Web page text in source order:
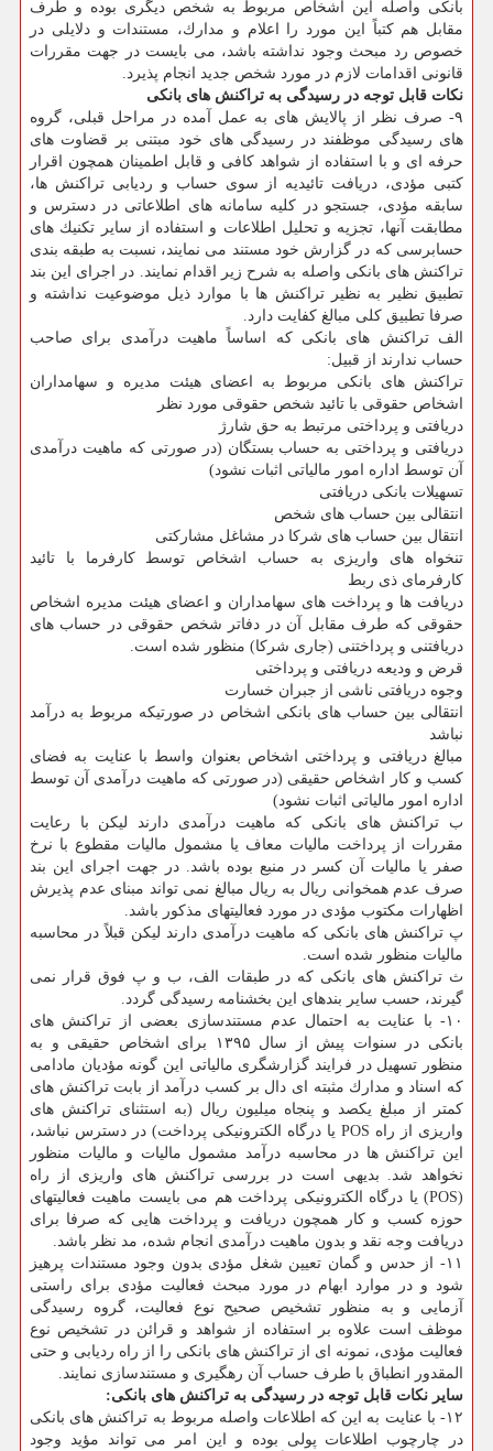
بانكی واصله این اشخاص مربوط به شخص دیگری بوده و طرف
مقابل هم كتباً این مورد را اعلام و مدارك، مستندات و دلایلی در
خصوص رد مبحث وجود نداشته باشد، می بایست در جهت مقررات
قانونی اقدامات لازم در مورد شخص جدید انجام پذیرد.
نكات قابل توجه در رسیدگی به تراكنش های بانكی
۹- صرف نظر از پالایش های به عمل آمده در مراحل قبلی، گروه
های رسیدگی موظفند در رسیدگی های خود مبتنی بر قضاوت های
حرفه ای و با استفاده از شواهد كافی و قابل اطمینان همچون اقرار
كتبی مؤدی، دریافت تائیدیه از سوی حساب و ردیابی تراكنش ها،
سابقه مؤدی، جستجو در كلیه سامانه های اطلاعاتی در دسترس و
مطابقت آنها، تجزیه و تحلیل اطلاعات و استفاده از سایر تكنیك های
حسابرسی كه در گزارش خود مستند می نمایند، نسبت به طبقه بندی
تراكنش های بانكی واصله به شرح زیر اقدام نمایند. در اجرای این بند
تطبیق نظیر به نظیر تراكنش ها با موارد ذیل موضوعیت نداشته و
صرفا تطبیق كلی مبالغ كفایت دارد.
الف تراكنش های بانكی كه اساساً ماهیت درآمدی برای صاحب
حساب ندارند از قبیل:
تراكنش های بانكی مربوط به اعضای هیئت مدیره و سهامداران
اشخاص حقوقی با تائید شخص حقوقی مورد نظر
دریافتی و پرداختی مرتبط به حق شارژ
دریافتی و پرداختی به حساب بستگان (در صورتی كه ماهیت درآمدی
آن توسط اداره امور مالیاتی اثبات نشود)
تسهیلات بانكی دریافتی
انتقالی بین حساب های شخص
انتقال بین حساب های شركا در مشاغل مشاركتی
تنخواه های واریزی به حساب اشخاص توسط كارفرما با تائید
كارفرمای ذی ربط
دریافت ها و پرداخت های سهامداران و اعضای هیئت مدیره اشخاص
حقوقی كه طرف مقابل آن در دفاتر شخص حقوقی در حساب های
دریافتنی و پرداختنی (جاری شركا) منظور شده است.
قرض و ودیعه دریافتی و پرداختی
وجوه دریافتی ناشی از جبران خسارت
انتقالی بین حساب های بانكی اشخاص در صورتیكه مربوط به درآمد
نباشد
مبالغ دریافتی و پرداختی اشخاص بعنوان واسط با عنایت به فضای
كسب و كار اشخاص حقیقی (در صورتی كه ماهیت درآمدی آن توسط
اداره امور مالیاتی اثبات نشود)
ب تراكنش های بانكی كه ماهیت درآمدی دارند لیكن با رعایت
مقررات از پرداخت مالیات معاف یا مشمول مالیات مقطوع با نرخ
صفر یا مالیات آن كسر در منبع بوده باشد. در جهت اجرای این بند
صرف عدم همخوانی ریال به ریال مبالغ نمی تواند مبنای عدم پذیرش
اظهارات مكتوب مؤدی در مورد فعالیتهای مذكور باشد.
پ تراكنش های بانكی كه ماهیت درآمدی دارند لیكن قبلاً در محاسبه
مالیات منظور شده است.
ث تراكنش های بانكی كه در طبقات الف، ب و پ فوق قرار نمی
گیرند، حسب سایر بندهای این بخشنامه رسیدگی گردد.
۱۰- با عنایت به احتمال عدم مستندسازی بعضی از تراكنش های
بانكی در سنوات پیش از سال ۱۳۹۵ برای اشخاص حقیقی و به
منظور تسهیل در فرایند گزارشگری مالیاتی این گونه مؤدیان مادامی
كه اسناد و مدارك مثبته ای دال بر كسب درآمد از بابت تراكنش های
كمتر از مبلغ یكصد و پنجاه میلیون ریال (به استثنای تراكنش های
واریزی از راه POS یا درگاه الكترونیكی پرداخت) در دسترس نباشد،
این تراكنش ها در محاسبه درآمد مشمول مالیات و مالیات منظور
نخواهد شد. بدیهی است در بررسی تراكنش های واریزی از راه
(POS) یا درگاه الكترونیكی پرداخت هم می بایست ماهیت فعالیتهای
حوزه كسب و كار همچون دریافت و پرداخت هایی كه صرفا برای
دریافت وجه نقد و بدون ماهیت درآمدی انجام شده، مد نظر باشد.
۱۱- از حدس و گمان تعیین شغل مؤدی بدون وجود مستندات پرهیز
شود و در موارد ابهام در مورد مبحث فعالیت مؤدی برای راستی
آزمایی و به منظور تشخیص صحیح نوع فعالیت، گروه رسیدگی
موظف است علاوه بر استفاده از شواهد و قرائن در تشخیص نوع
فعالیت مؤدی، نمونه ای از تراكنش های بانكی را از راه ردیابی و حتی
المقدور انطباق با طرف حساب آن رهگیری و مستندسازی نمایند.
سایر نكات قابل توجه در رسیدگی به تراكنش های بانكی:
۱۲- با عنایت به این كه اطلاعات واصله مربوط به تراكنش های بانكی
در چارچوب اطلاعات پولی بوده و این امر می تواند مؤید وجود